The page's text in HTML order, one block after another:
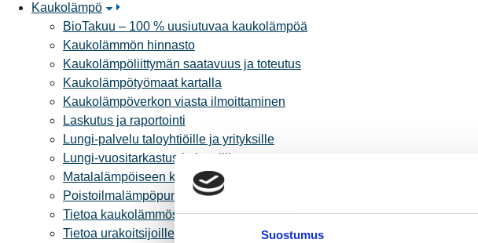
Suostumus
Kaukolämpö
BioTakuu – 100 % uusiutuvaa kaukolämpöä
Kaukolämmön hinnasto
Kaukolämpöliittymän saatavuus ja toteutus
Kaukolämpötyömaat kartalla
Kaukolämpöverkon viasta ilmoittaminen
Laskutus ja raportointi
Lungi-palvelu taloyhtiöille ja yrityksille
Lungi-vuositarkastus kuluttajille
Matalalämpöiseen kaukolämpöön siirtyminen
Poistoilmalämpöpumppu kaukolämpötaloon
Tietoa kaukolämmöstä
Tietoa urakoitsijoille